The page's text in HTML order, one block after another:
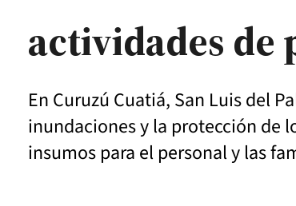
actividades de
En Curuzú Cuatiá, San Luis del
inundaciones y la protección de
insumos para el personal y las